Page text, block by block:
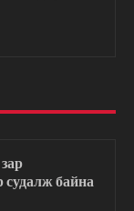
судалж байна